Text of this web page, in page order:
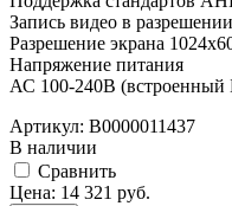
Запись видео в
Разрешение экрана
Напряжение питания
АС 100-240В
Артикул: В0000011437
В наличии
Cравнить
Цена: 14 321 руб.